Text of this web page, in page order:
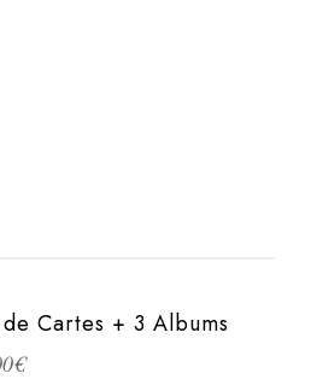
de Cartes + 3 Albums
€